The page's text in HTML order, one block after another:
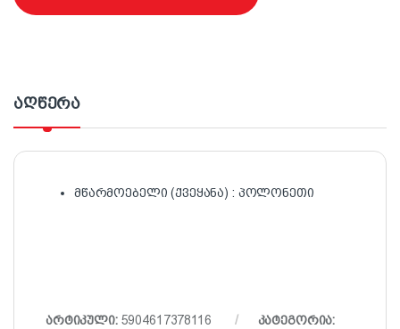
აღწერა
მწარმოებელი (ქვეყანა) : პოლონეთი
არტიკული: 5904617378116
კატეგორია: